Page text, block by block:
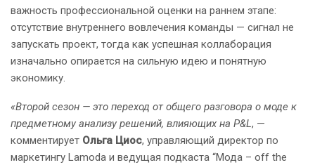
важность профессиональной оценки на раннем этапе:
отсутствие внутреннего вовлечения команды — сигнал не
запускать проект, тогда как успешная коллаборация
изначально опирается на сильную идею и понятную
экономику.
«Второй сезон — это переход от общего разговора о моде к
предметному анализу решений, влияющих на P&L, —
комментирует Ольга Циос, управляющий директор по
маркетингу Lamoda и ведущая подкаста “Мода – off the